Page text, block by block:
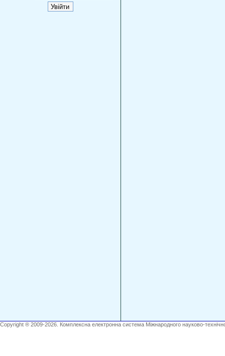
Copyright ® 2009-2026. Комплексна електронна система Міжнародного науково-